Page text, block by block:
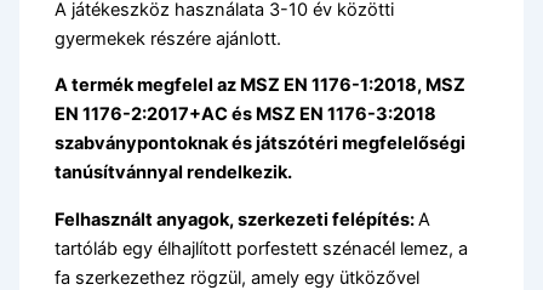
A játékeszköz használata 3-10 év közötti
gyermekek részére ajánlott.
A termék megfelel az MSZ EN 1176-1:2018, MSZ
EN 1176-2:2017+AC és MSZ EN 1176-3:2018
szabványpontoknak és játszótéri megfelelőségi
tanúsítvánnyal rendelkezik.
Felhasznált anyagok, szerkezeti felépítés:A
tartóláb egy élhajlított porfestett szénacél lemez, a
fa szerkezethez rögzül, amely egy ütközővel